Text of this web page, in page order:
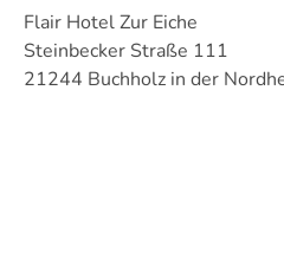
Flair Hotel Zur Eiche
Steinbecker Straße 111
21244 Buchholz in der